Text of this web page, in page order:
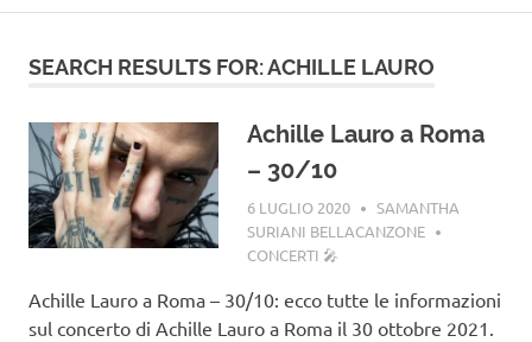
SEARCH RESULTS FOR:ACHILLE LAURO
Achille Lauro a Roma
– 30/10
6 LUGLIO 2020
SAMANTHA
SURIANI BELLACANZONE
CONCERTI 🎤
Achille Lauro a Roma – 30/10: ecco tutte le informazioni
sul concerto di Achille Lauro a Roma il 30 ottobre 2021.